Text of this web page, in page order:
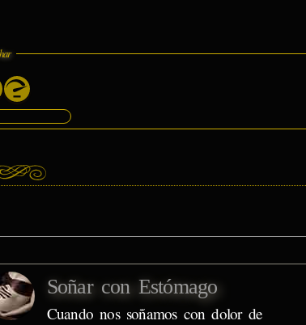
Soñar con Estómago
Cuando nos soñamos con dolor de